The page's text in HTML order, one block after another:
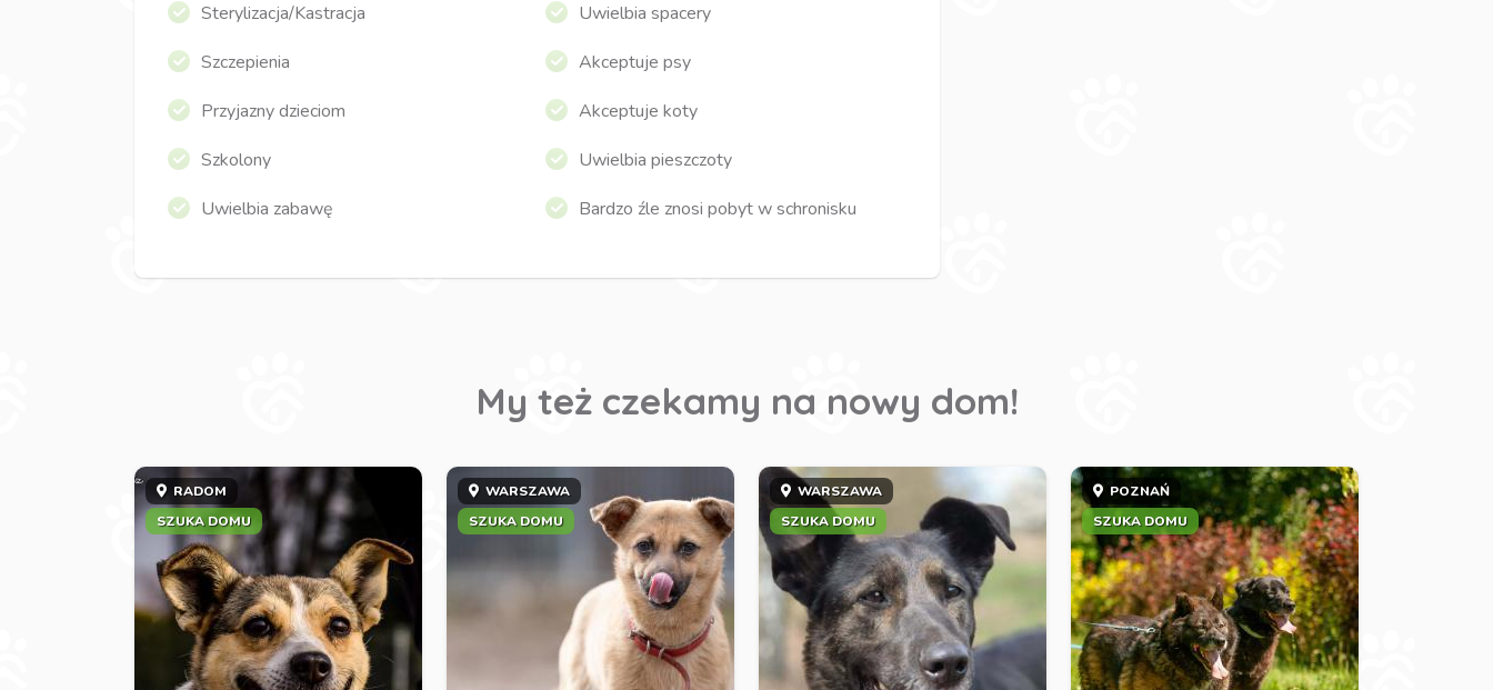
Sterylizacja/Kastracja
Szczepienia
Przyjazny dzieciom
Szkolony
Uwielbia zabawę
Uwielbia spacery
Akceptuje psy
Akceptuje koty
Uwielbia pieszczoty
Bardzo źle znosi pobyt w schronisku
My też czekamy na nowy dom!
RADOM
SZUKA DOMU
WARSZAWA
SZUKA DOMU
WARSZAWA
SZUKA DOMU
POZNAŃ
SZUKA DOMU